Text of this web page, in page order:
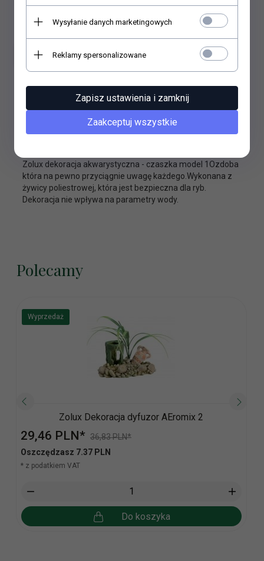
OPIS PRODUKTU
Zolux dekoracja akwarystyczna - czaszka model 1Ozdoba
która na pewno przyciągnie uwagę każdego.Wykonana z
żywicy poliestrowej, która jest bezpieczna dla ryb.
Dekoracja nie wpływa na parametry wody.
Polecamy
Wyprzedaż
Zolux Dekoracja dyfuzor AEromix 2
29,46 PLN* 36,83 PLN*
Oszczędzasz 7.37 PLN
* z podatkiem VAT
Do koszyka
Wysyłanie danych marketingowych
Reklamy spersonalizowane
Zapisz ustawienia i zamknij
Zaakceptuj wszystkie